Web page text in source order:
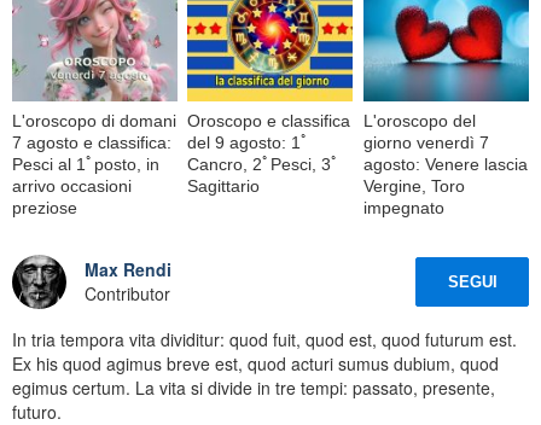
L'oroscopo di domani
7 agosto e classifica:
Pesci al 1ﾟposto, in
arrivo occasioni
preziose
Oroscopo e classifica
del 9 agosto: 1ﾟ
Cancro, 2ﾟPesci, 3ﾟ
Sagittario
L'oroscopo del
giorno venerdì 7
agosto: Venere lascia
Vergine, Toro
impegnato
Max Rendi
Contributor
SEGUI
In tria tempora vita dividitur: quod fuit, quod est, quod futurum est.
Ex his quod agimus breve est, quod acturi sumus dubium, quod
egimus certum. La vita si divide in tre tempi: passato, presente,
futuro.